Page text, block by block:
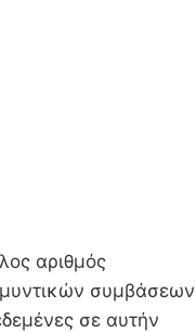
αριθμός
συμβάσεων
σε αυτήν